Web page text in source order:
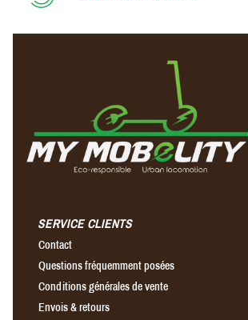
SERVICE CLIENTS
Contact
Questions fréquemment posées
Conditions générales de vente
Envois & retours